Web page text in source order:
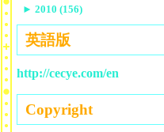
► 2010 (156)
英語版
http://cecye.com/en
Copyright